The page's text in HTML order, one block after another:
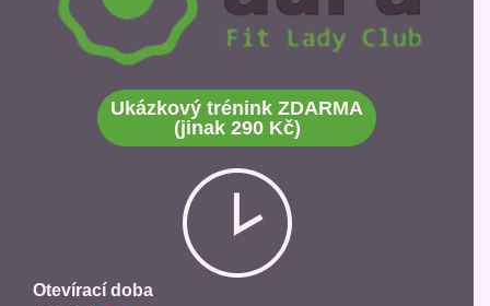
Ukázkový trénink ZDARMA
(jinak 290 Kč)
Otevírací doba